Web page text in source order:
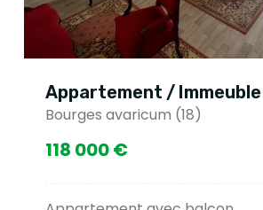
Appartement / Immeuble
Bourges avaricum (18)
118 000 €